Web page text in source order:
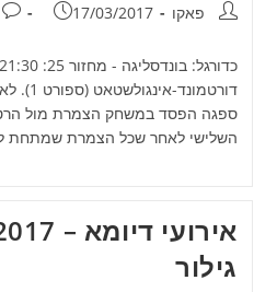
מחבר:פאקו פורסם:
17/03/2017
ספגה הפסד במשחק הצמרת מול
השלישי לאחר שכל הצמרת שמתחת
גילור